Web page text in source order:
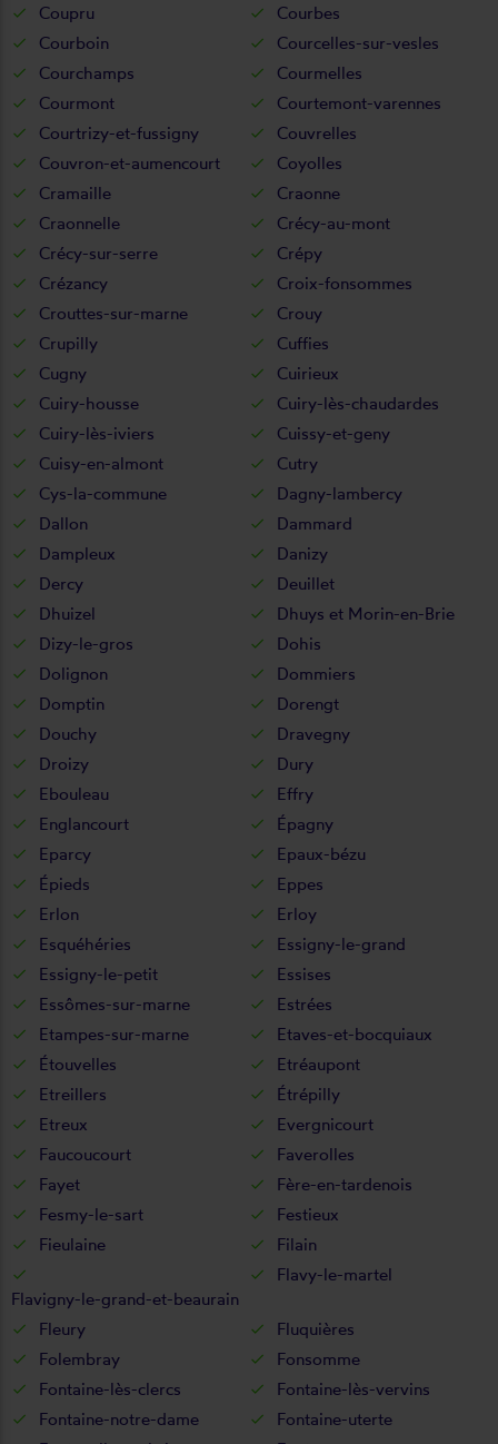
Coupru
Courbes
Courboin
Courcelles-sur-vesles
Courchamps
Courmelles
Courmont
Courtemont-varennes
Courtrizy-et-fussigny
Couvrelles
Couvron-et-aumencourt
Coyolles
Cramaille
Craonne
Craonnelle
Crécy-au-mont
Crécy-sur-serre
Crépy
Crézancy
Croix-fonsommes
Crouttes-sur-marne
Crouy
Crupilly
Cuffies
Cugny
Cuirieux
Cuiry-housse
Cuiry-lès-chaudardes
Cuiry-lès-iviers
Cuissy-et-geny
Cuisy-en-almont
Cutry
Cys-la-commune
Dagny-lambercy
Dallon
Dammard
Dampleux
Danizy
Dercy
Deuillet
Dhuizel
Dhuys et Morin-en-Brie
Dizy-le-gros
Dohis
Dolignon
Dommiers
Domptin
Dorengt
Douchy
Dravegny
Droizy
Dury
Ebouleau
Effry
Englancourt
Épagny
Eparcy
Epaux-bézu
Épieds
Eppes
Erlon
Erloy
Esquéhéries
Essigny-le-grand
Essigny-le-petit
Essises
Essômes-sur-marne
Estrées
Etampes-sur-marne
Etaves-et-bocquiaux
Étouvelles
Etréaupont
Etreillers
Étrépilly
Etreux
Evergnicourt
Faucoucourt
Faverolles
Fayet
Fère-en-tardenois
Fesmy-le-sart
Festieux
Fieulaine
Filain
Flavigny-le-grand-et-beaurain
Flavy-le-martel
Fleury
Fluquières
Folembray
Fonsomme
Fontaine-lès-clercs
Fontaine-lès-vervins
Fontaine-notre-dame
Fontaine-uterte